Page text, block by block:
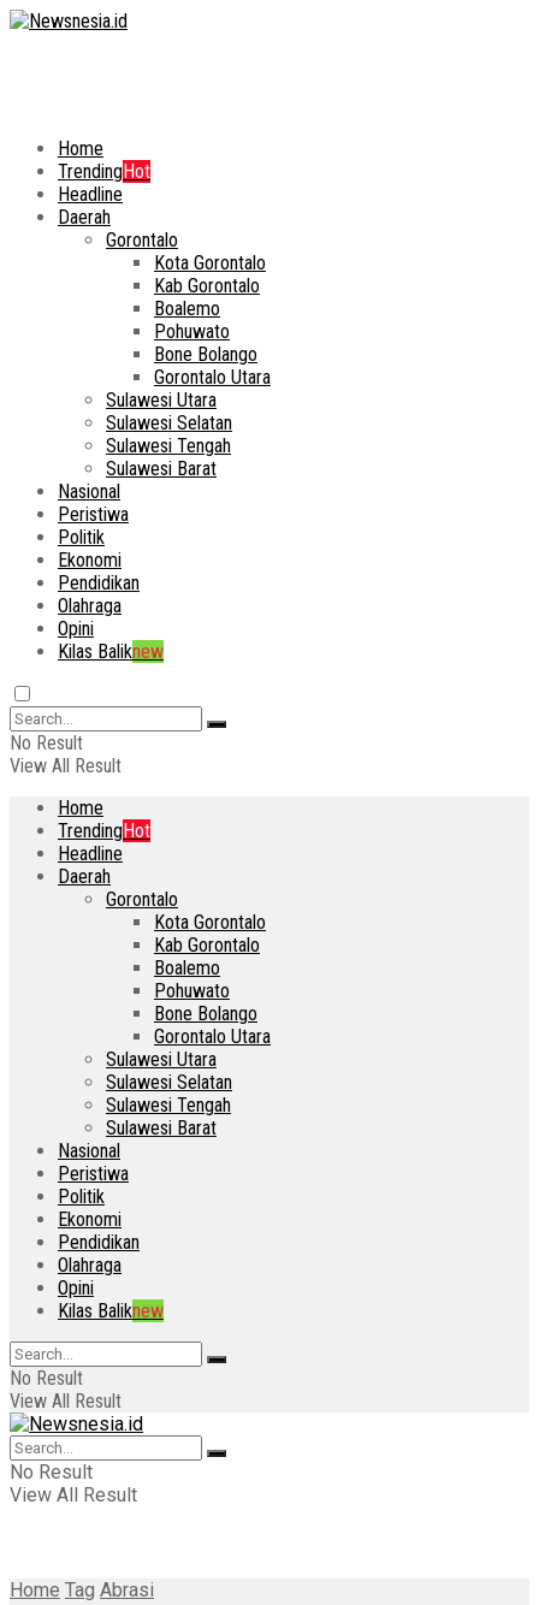
Home
TrendingHot
Headline
Daerah
Gorontalo
Kota Gorontalo
Kab Gorontalo
Boalemo
Pohuwato
Bone Bolango
Gorontalo Utara
Sulawesi Utara
Sulawesi Selatan
Sulawesi Tengah
Sulawesi Barat
Nasional
Peristiwa
Politik
Ekonomi
Pendidikan
Olahraga
Opini
Kilas Baliknew
No Result
View All Result
Home
TrendingHot
Headline
Daerah
Gorontalo
Kota Gorontalo
Kab Gorontalo
Boalemo
Pohuwato
Bone Bolango
Gorontalo Utara
Sulawesi Utara
Sulawesi Selatan
Sulawesi Tengah
Sulawesi Barat
Nasional
Peristiwa
Politik
Ekonomi
Pendidikan
Olahraga
Opini
Kilas Baliknew
No Result
View All Result
No Result
View All Result
Home Tag Abrasi